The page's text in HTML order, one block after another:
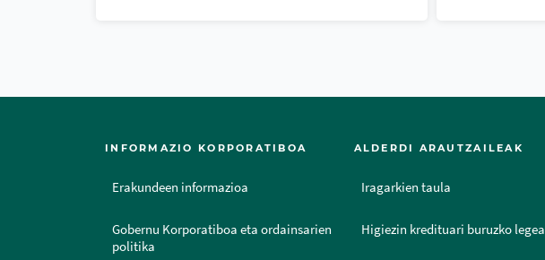
INFORMAZIO KORPORATIBOA
Erakundeen informazioa
Gobernu Korporatiboa eta ordainsarien
politika
ALDERDI ARAUTZAILEAK
Iragarkien taula
Higiezin kredituari buruzko legea